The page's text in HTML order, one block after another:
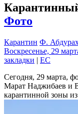
Фото
Карантин Ф.
Воскресенье, 29
закладки | EC
Сегодня, 29 марта,
Марат Наджибаев и
карантинной зоны